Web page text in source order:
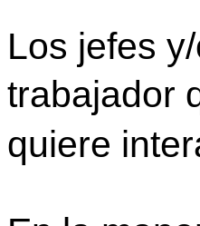
Los jefes
trabajador
quiere